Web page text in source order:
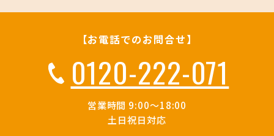
【お電話でのお問合せ】
0120-222-071
営業時間 9:00～18:00
土日祝日対応